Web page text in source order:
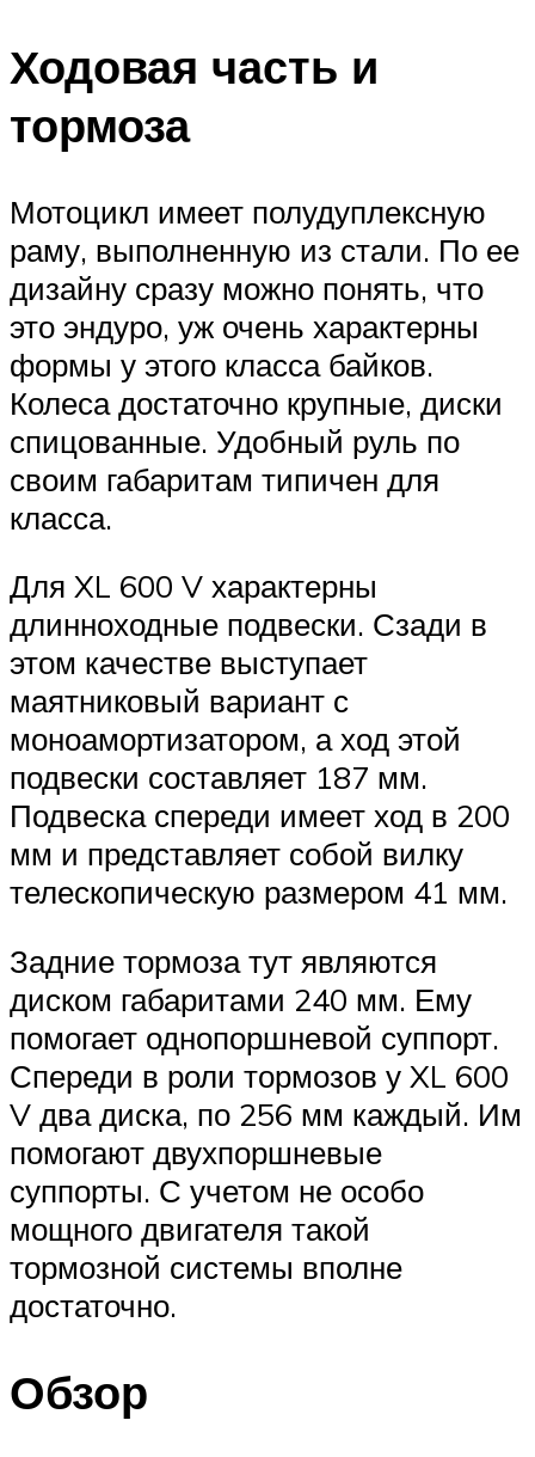
Ходовая часть и
тормоза
Мотоцикл имеет полудуплексную
раму, выполненную из стали. По ее
дизайну сразу можно понять, что
это эндуро, уж очень характерны
формы у этого класса байков.
Колеса достаточно крупные, диски
спицованные. Удобный руль по
своим габаритам типичен для
класса.
Для XL 600 V характерны
длинноходные подвески. Сзади в
этом качестве выступает
маятниковый вариант с
моноамортизатором, а ход этой
подвески составляет 187 мм.
Подвеска спереди имеет ход в 200
мм и представляет собой вилку
телескопическую размером 41 мм.
Задние тормоза тут являются
диском габаритами 240 мм. Ему
помогает однопоршневой суппорт.
Спереди в роли тормозов у XL 600
V два диска, по 256 мм каждый. Им
помогают двухпоршневые
суппорты. С учетом не особо
мощного двигателя такой
тормозной системы вполне
достаточно.
Обзор